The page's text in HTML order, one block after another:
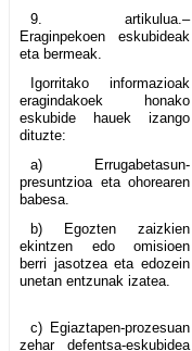
9. artikulua.–
Eraginpekoen eskubideak
eta bermeak.
Igorritako informazioak
eragindakoek honako
eskubide hauek izango
dituzte:
a) Errugabetasun-
presuntzioa eta ohorearen
babesa.
b) Egozten zaizkien
ekintzen edo omisioen
berri jasotzea eta edozein
unetan entzunak izatea.
c) Egiaztapen-prozesuan
zehar defentsa-eskubidea